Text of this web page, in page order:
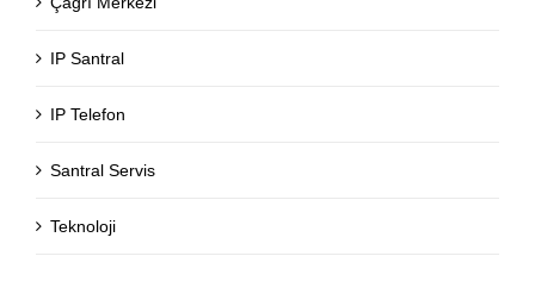
IP Santral
IP Telefon
Santral Servis
Teknoloji